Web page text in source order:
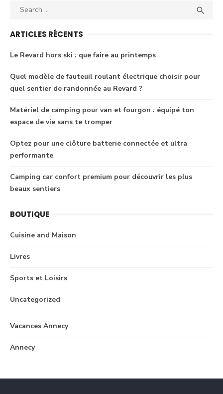
Search

ARTICLES RÉCENTS
Le Revard hors ski : que faire au printemps
Quel modèle de fauteuil roulant électrique choisir pour
quel sentier de randonnée au Revard ?
Matériel de camping pour van et fourgon : équipé ton
espace de vie sans te tromper
Optez pour une clôture batterie connectée et ultra
performante
Camping car confort premium pour découvrir les plus
beaux sentiers
BOUTIQUE
Cuisine and Maison
Livres
Sports et Loisirs
Uncategorized
Vacances Annecy
Annecy